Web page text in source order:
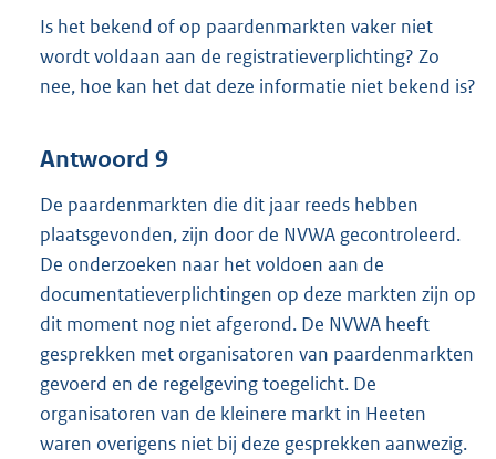
Is het bekend of op paardenmarkten vaker niet
wordt voldaan aan de registratieverplichting? Zo
nee, hoe kan het dat deze informatie niet bekend is?
Antwoord 9
De paardenmarkten die dit jaar reeds hebben
plaatsgevonden, zijn door de NVWA gecontroleerd.
De onderzoeken naar het voldoen aan de
documentatieverplichtingen op deze markten zijn op
dit moment nog niet afgerond. De NVWA heeft
gesprekken met organisatoren van paardenmarkten
gevoerd en de regelgeving toegelicht. De
organisatoren van de kleinere markt in Heeten
waren overigens niet bij deze gesprekken aanwezig.